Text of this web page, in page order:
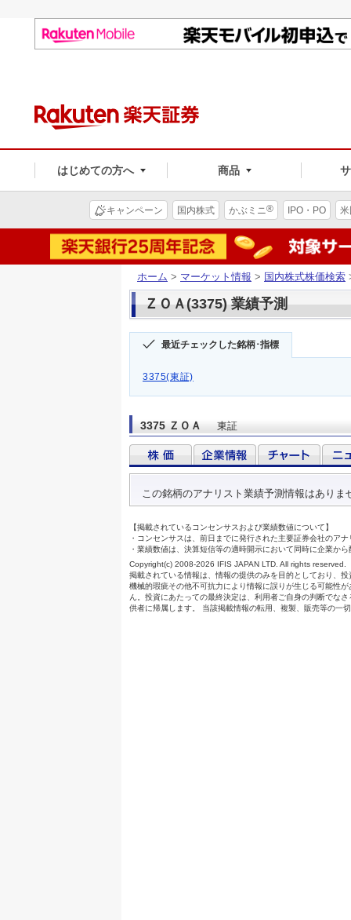
はじめての方へ 商品
キャンペーン 国内株式 かぶミニ® IPO・PO
ホーム > マーケット情報 > 国内株式株価検索
ＺＯＡ(3375) 業績予測
最近チェックした銘柄･指標
3375(東証)
3375 ＺＯＡ 東証